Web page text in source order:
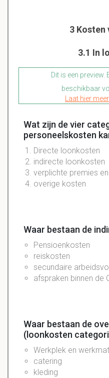
3 Kosten
3.1 In
Dit is een
beschikbaar
Laat hier
Wat zijn de vier
personeelskosten
Directe loonkosten
indirecte loonkosten
verplichte premies
overige kosten
Waar bestaan de
Pensioenkosten
reiskosten
secundaire
afspraken binnen de
Waar bestaan de
(loonkosten
Werkplek en
catering
kleding